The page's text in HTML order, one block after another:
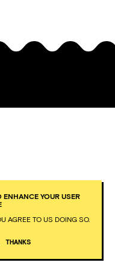
YOUR USER
AGREE TO US DOING SO.
THANKS